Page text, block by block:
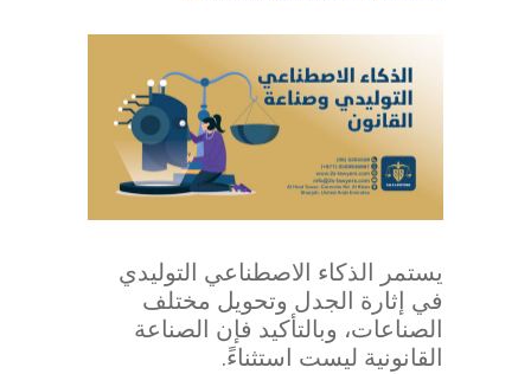
يستمر الذكاء الاصطناعي التوليدي
في إثارة الجدل وتحويل مختلف
الصناعات، وبالتأكيد فإن الصناعة
القانونية ليست استثناءً.